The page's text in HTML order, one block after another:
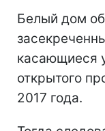
Белый дом
касающиеся
открытого
2017 года.